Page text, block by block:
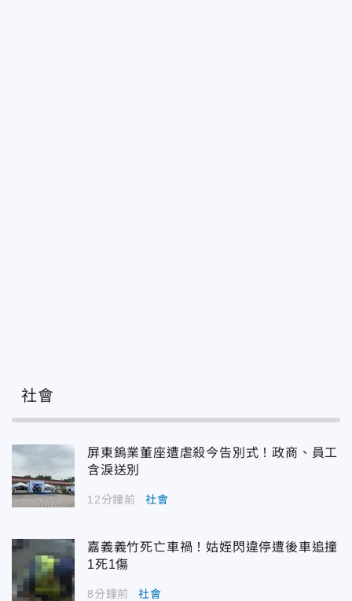
社會
屏東鎢業董座遭虐殺今告別式！政商、員工
含淚送別
12分鐘前 社會
嘉義義竹死亡車禍！姑姪閃違停遭後車追撞
1死1傷
8分鐘前 社會